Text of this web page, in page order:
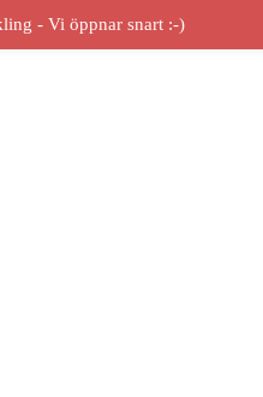
– Frakt och transport för
- Vi öppnar snart :-)